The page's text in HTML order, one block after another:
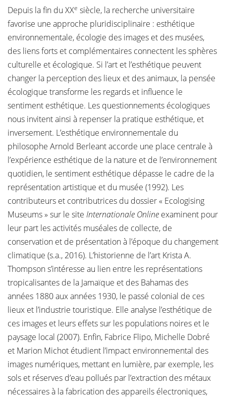
Depuis la fin du XXe siècle, la recherche universitaire
favorise une approche pluridisciplinaire : esthétique
environnementale, écologie des images et des musées,
des liens forts et complémentaires connectent les sphères
culturelle et écologique. Si l’art et l’esthétique peuvent
changer la perception des lieux et des animaux, la pensée
écologique transforme les regards et influence le
sentiment esthétique. Les questionnements écologiques
nous invitent ainsi à repenser la pratique esthétique, et
inversement. L’esthétique environnementale du
philosophe Arnold Berleant accorde une place centrale à
l’expérience esthétique de la nature et de l’environnement
quotidien, le sentiment esthétique dépasse le cadre de la
représentation artistique et du musée (1992). Les
contributeurs et contributrices du dossier « Ecologising
Museums » sur le site Internationale Online examinent pour
leur part les activités muséales de collecte, de
conservation et de présentation à l’époque du changement
climatique (s.a., 2016). L’historienne de l’art Krista A.
Thompson s’intéresse au lien entre les représentations
tropicalisantes de la Jamaïque et des Bahamas des
années 1880 aux années 1930, le passé colonial de ces
lieux et l’industrie touristique. Elle analyse l’esthétique de
ces images et leurs effets sur les populations noires et le
paysage local (2007). Enfin, Fabrice Flipo, Michelle Dobré
et Marion Michot étudient l’impact environnemental des
images numériques, mettant en lumière, par exemple, les
sols et réserves d’eau pollués par l’extraction des métaux
nécessaires à la fabrication des appareils électroniques,